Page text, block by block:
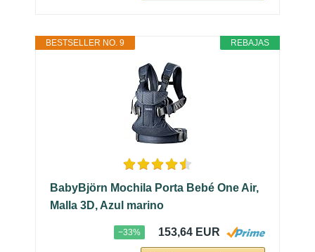
REBAJAS
BESTSELLER NO. 9
BabyBjörn Mochila Porta Bebé One Air,
Malla 3D, Azul marino
−33% 153,64 EUR